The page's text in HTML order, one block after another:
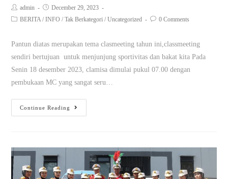
admin
December 29, 2023
BERITA / INFO / Tak Berkategori / Uncategorized 0 Comments
Pantun diatas merupakan tema clasmeeting tahun ini,classmeeting
sendiri bertujuan untuk menjunjung sportivitas dan bakat kita Pada
Senin 18 desember 2023, clamisa dimulai pukul 07.00 dengan
pembukaan MC yang sangat seru…
Continue Reading